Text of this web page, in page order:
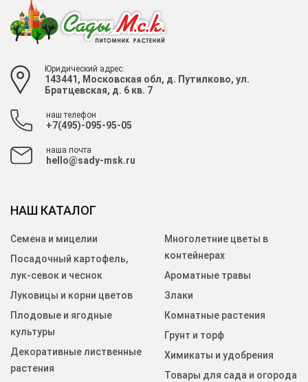
Юридический адрес:
143441, Московская обл, д. Путилково, ул.
Братцевская, д. 6 кв. 7
наш телефон
+7(495)-095-95-05
наша почта
hello@sady-msk.ru
НАШ КАТАЛОГ
Семена и мицелии
Посадочный картофель,
лук-севок и чеснок
Луковицы и корни цветов
Плодовые и ягодные
культуры
Декоративные лиственные
растения
Многолетние цветы в
контейнерах
Ароматные травы
Злаки
Комнатные растения
Грунт и торф
Химикаты и удобрения
Товары для сада и огорода